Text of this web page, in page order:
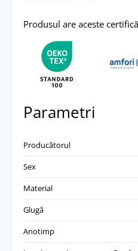
Produsul are aceste
Parametri
Producătorul
Sex
Material
Glugă
Anotimp